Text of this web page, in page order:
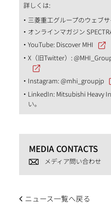
詳しくは:
三菱重工グループのウェブ
オンラインマガジン
YouTube: Discover MHI
X（旧Twitter）:
Instagram:@mhi_groupjp
LinkedIn: Mitsubishi Heavy
い。
MEDIA CONTACTS
メディア問い合わせ
ニュース一覧へ戻る